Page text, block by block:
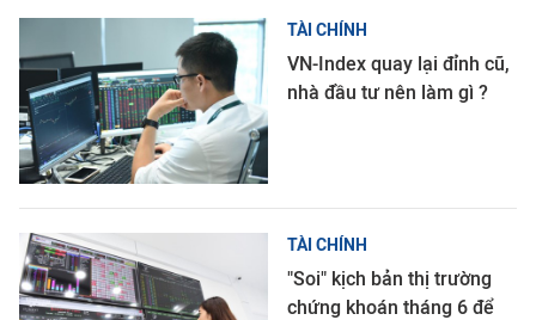
TÀI CHÍNH
VN-Index quay lại đỉnh cũ,
nhà đầu tư nên làm gì ?
TÀI CHÍNH
"Soi" kịch bản thị trường
chứng khoán tháng 6 để